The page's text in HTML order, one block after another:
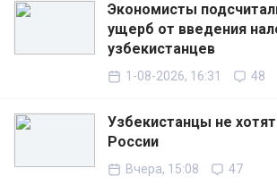
Экономисты
ущерб от введения
узбекистанцев
1-08-2026, 16:31 48
Узбекистанцы не
России
Вчера, 15:08 47